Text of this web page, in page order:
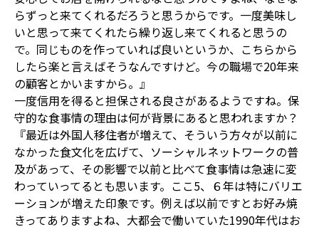
らずっと来てくれるだろうと思うからです。一度美味し
いと思って来てくれたら繰り返し来てくれると思うの
で。同じものを作っていれば良いというか、こちらから
したら楽と言えばそうなんですけど。今の職場で20年来
の顧客とかいますから。』
一度信用を得ると担保される良さがあるようですね。保
守的な食事情の理由は何が背景にあると思われますか？
『最近は外国人移住者が増えて、そういう方々が以前に
なかった食文化を広げて、ソーシャルネットワークの普
及があって、その影響で以前と比べて食事情は急速に変
わっていってるとも思います。ここ5、６年は特にバリエ
ーションが増えた印象です。例えば以前ですとお好み焼
きってありますよね、大都会で働いていた1990年代はお